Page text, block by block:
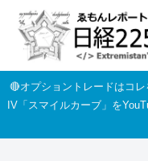
🔴オプショントレードはコ
IV「スマイルカーブ」を